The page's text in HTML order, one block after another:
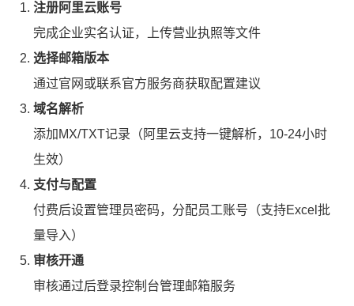
注册阿里云账号
完成企业实名认证，上传营业执照等文件
选择邮箱版本
通过官网或联系官方服务商获取配置建议
域名解析
添加MX/TXT记录（阿里云支持一键解析，10-24小时
生效）
支付与配置
付费后设置管理员密码，分配员工账号（支持Excel批
量导入）
审核开通
审核通过后登录控制台管理邮箱服务